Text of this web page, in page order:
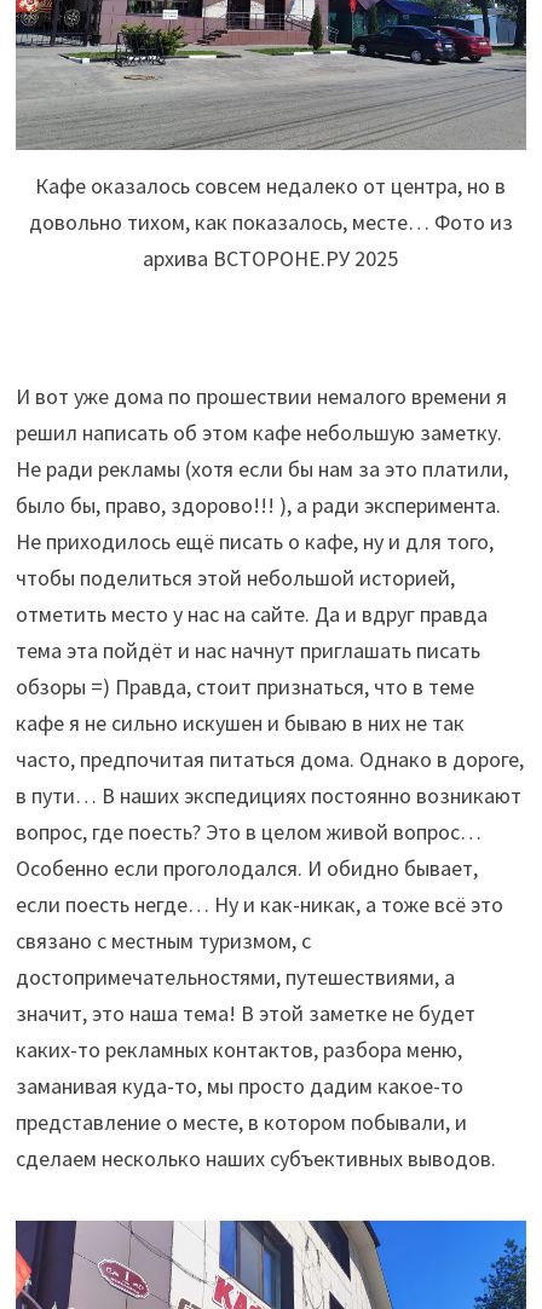
Кафе оказалось совсем недалеко от центра, но в
довольно тихом, как показалось, месте… Фото из
архива ВСТОРОНЕ.РУ 2025
И вот уже дома по прошествии немалого времени я
решил написать об этом кафе небольшую заметку.
Не ради рекламы (хотя если бы нам за это платили,
было бы, право, здорово!!! ), а ради эксперимента.
Не приходилось ещё писать о кафе, ну и для того,
чтобы поделиться этой небольшой историей,
отметить место у нас на сайте. Да и вдруг правда
тема эта пойдёт и нас начнут приглашать писать
обзоры =) Правда, стоит признаться, что в теме
кафе я не сильно искушен и бываю в них не так
часто, предпочитая питаться дома. Однако в дороге,
в пути… В наших экспедициях постоянно возникают
вопрос, где поесть? Это в целом живой вопрос…
Особенно если проголодался. И обидно бывает,
если поесть негде… Ну и как-никак, а тоже всё это
связано с местным туризмом, с
достопримечательностями, путешествиями, а
значит, это наша тема! В этой заметке не будет
каких-то рекламных контактов, разбора меню,
заманивая куда-то, мы просто дадим какое-то
представление о месте, в котором побывали, и
сделаем несколько наших субъективных выводов.